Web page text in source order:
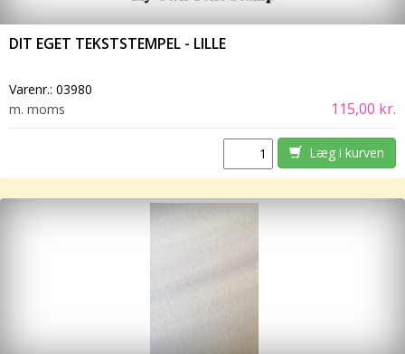
DIT EGET TEKSTSTEMPEL - LILLE
Varenr.: 03980
m. moms
115,00 kr.
Læg i kurven